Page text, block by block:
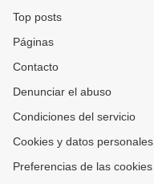
Top posts
Páginas
Contacto
Denunciar el abuso
Condiciones del servicio
Cookies y datos personales
Preferencias de las cookies